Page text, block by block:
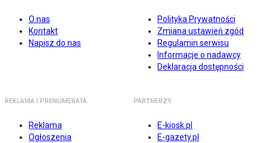
O nas
Kontakt
Napisz do nas
Polityka Prywatności
Zmiana ustawień zgód
Regulamin serwisu
Informacje o nadawcy
Deklaracja dostępności
REKLAMA I PRENUMERATA
Reklama
Ogłoszenia
PARTNERZY
E-kiosk.pl
E-gazety.pl